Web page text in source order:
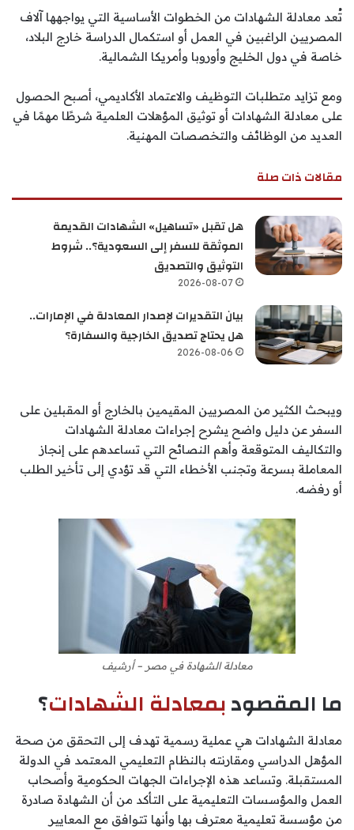
تُعد معادلة الشهادات من الخطوات الأساسية التي يواجهها آلاف
المصريين الراغبين في العمل أو استكمال الدراسة خارج البلاد،
خاصة في دول الخليج وأوروبا وأمريكا الشمالية.
ومع تزايد متطلبات التوظيف والاعتماد الأكاديمي، أصبح الحصول
على معادلة الشهادات أو توثيق المؤهلات العلمية شرطًا مهمًا في
العديد من الوظائف والتخصصات المهنية.
مقالات ذات صلة
هل تقبل «تساهيل» الشهادات القديمة
الموثقة للسفر إلى السعودية؟.. شروط
التوثيق والتصديق
2026-08-07
بيان التقديرات لإصدار المعادلة في الإمارات..
هل يحتاج تصديق الخارجية والسفارة؟
2026-08-06
ويبحث الكثير من المصريين المقيمين بالخارج أو المقبلين على
السفر عن دليل واضح يشرح إجراءات معادلة الشهادات
والتكاليف المتوقعة وأهم النصائح التي تساعدهم على إنجاز
المعاملة بسرعة وتجنب الأخطاء التي قد تؤدي إلى تأخير الطلب
أو رفضه.
معادلة الشهادة في مصر – أرشيف
ما المقصودبمعادلة الشهادات؟
معادلة الشهادات هي عملية رسمية تهدف إلى التحقق من صحة
المؤهل الدراسي ومقارنته بالنظام التعليمي المعتمد في الدولة
المستقبلة. وتساعد هذه الإجراءات الجهات الحكومية وأصحاب
العمل والمؤسسات التعليمية على التأكد من أن الشهادة صادرة
من مؤسسة تعليمية معترف بها وأنها تتوافق مع المعايير